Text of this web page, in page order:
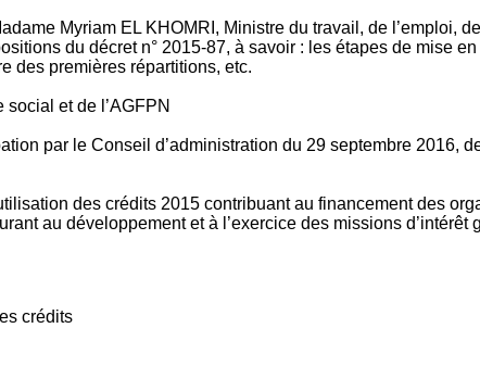
Myriam EL KHOMRI, Ministre du travail, de l’emploi,
du décret n° 2015-87, à savoir : les étapes de mise
des premières répartitions, etc.
et de l’AGFPN
par le Conseil d’administration du 29 septembre 2016,
des crédits 2015 contribuant au financement des
au développement et à l’exercice des missions d’intérêt
crédits